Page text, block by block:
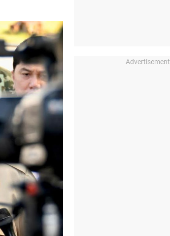
Advertisement